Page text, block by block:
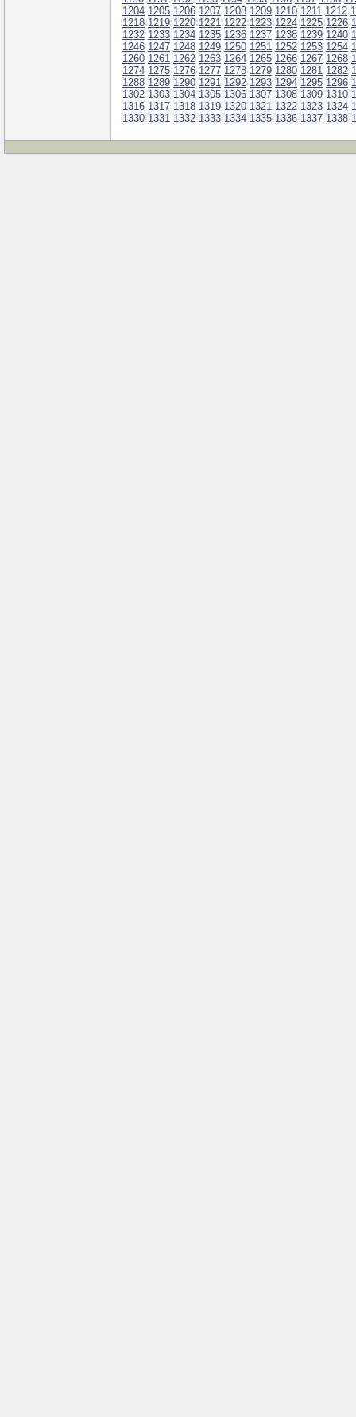
1204 1205 1206 1207 1208 1209 1210 1211 1212
1218 1219 1220 1221 1222 1223 1224 1225 1226
1232 1233 1234 1235 1236 1237 1238 1239 1240
1246 1247 1248 1249 1250 1251 1252 1253 1254
1260 1261 1262 1263 1264 1265 1266 1267 1268
1274 1275 1276 1277 1278 1279 1280 1281 1282
1288 1289 1290 1291 1292 1293 1294 1295 1296
1302 1303 1304 1305 1306 1307 1308 1309 1310
1316 1317 1318 1319 1320 1321 1322 1323 1324
1330 1331 1332 1333 1334 1335 1336 1337 1338